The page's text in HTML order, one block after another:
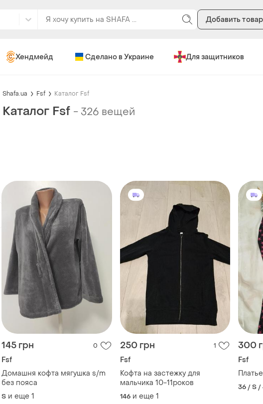
Добавить товар
Хендмейд Сделано в Украине Для защитников
Shafa.ua Fsf Каталог Fsf
Каталог Fsf - 326 вещей
145 грн 0
Fsf
Домашня кофта мягушка s/m
без пояса
S и еще 1
250 грн 1
Fsf
Кофта на застежку для
мальчика 10-11роков
146 и еще 1
300
Fsf
36 / S /